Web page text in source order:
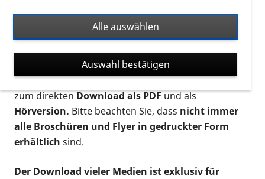
Ort. Nutzen Sie den Formatfilter, um ausschließlich
nach Flyern und Broschüren, Audios oder Videos zu
suchen. Die meisten Flyer und Broschüren werden in
verschiedenen Formaten angeboten: zur
postalischen Bestellung als gedruckte Variante
zum direktenDownload als PDFund als
Hörversion. Bitte beachten Sie, dass nicht immer
alle Broschüren und Flyer in gedruckter Form
erhältlich sind.
Der Download vieler Medien ist exklusiv für
Alle auswählen
Auswahl bestätigen